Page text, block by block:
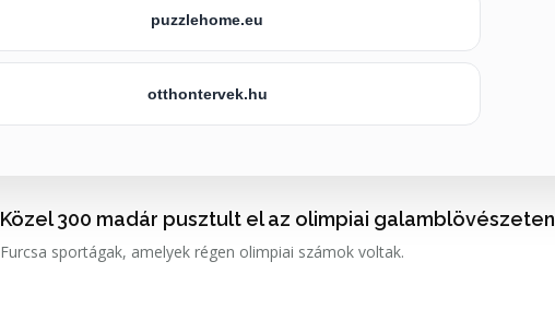
puzzlehome.eu
otthontervek.hu
Közel 300 madár pusztult el az olimpiai galamblövészeten
Furcsa sportágak, amelyek régen olimpiai számok voltak.